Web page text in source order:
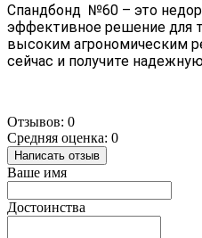
Спандбонд  №60 – это
эффективное решение для
высоким агрономическим
сейчас и получите
Отзывов: 0
Средняя оценка: 0
Написать отзыв
Ваше имя
Достоинства